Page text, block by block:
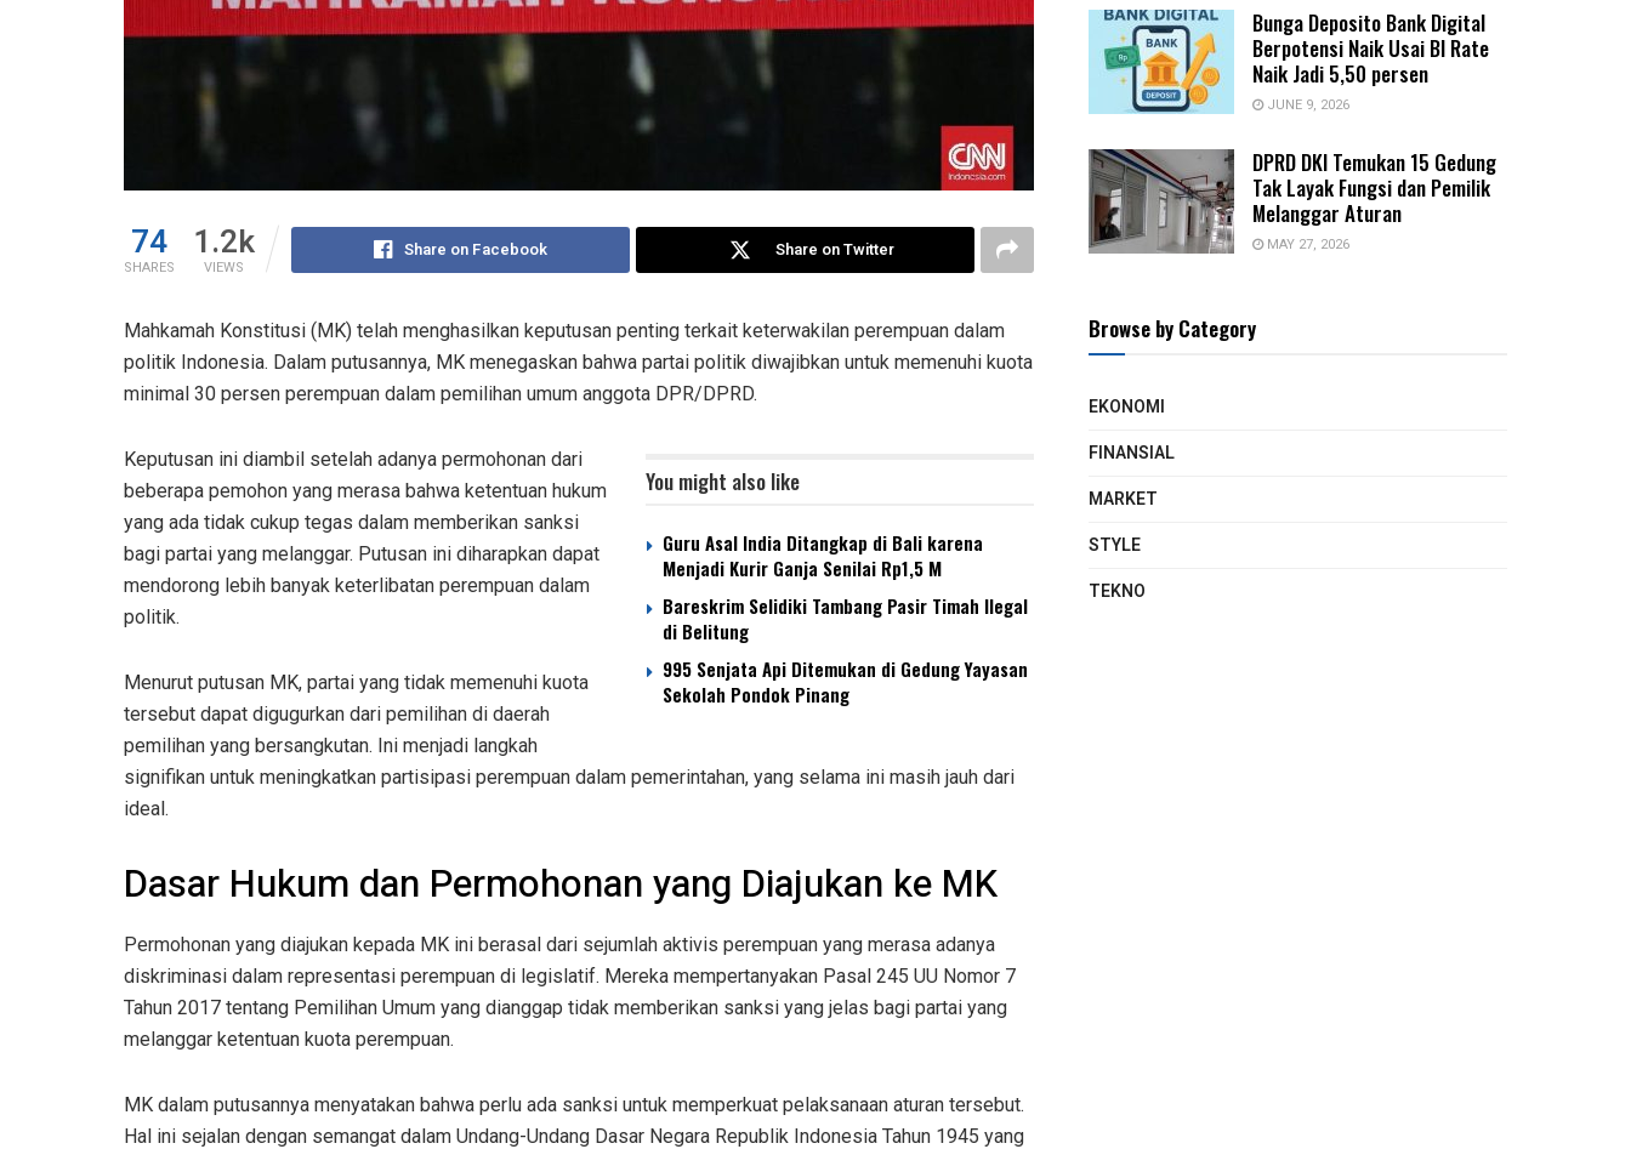
74
SHARES
1.2k
VIEWS
Share on Facebook Share on Twitter
Mahkamah Konstitusi (MK) telah menghasilkan keputusan penting terkait keterwakilan perempuan dalam
politik Indonesia. Dalam putusannya, MK menegaskan bahwa partai politik diwajibkan untuk memenuhi kuota
minimal 30 persen perempuan dalam pemilihan umum anggota DPR/DPRD.
You might also like
Guru Asal India Ditangkap di Bali karena
Menjadi Kurir Ganja Senilai Rp1,5 M
Bareskrim Selidiki Tambang Pasir Timah Ilegal
di Belitung
995 Senjata Api Ditemukan di Gedung Yayasan
Sekolah Pondok Pinang
Keputusan ini diambil setelah adanya permohonan dari
beberapa pemohon yang merasa bahwa ketentuan hukum
yang ada tidak cukup tegas dalam memberikan sanksi
bagi partai yang melanggar. Putusan ini diharapkan dapat
mendorong lebih banyak keterlibatan perempuan dalam
politik.
Menurut putusan MK, partai yang tidak memenuhi kuota
tersebut dapat digugurkan dari pemilihan di daerah
pemilihan yang bersangkutan. Ini menjadi langkah
signifikan untuk meningkatkan partisipasi perempuan dalam pemerintahan, yang selama ini masih jauh dari
ideal.
Dasar Hukum dan Permohonan yang Diajukan ke MK
Permohonan yang diajukan kepada MK ini berasal dari sejumlah aktivis perempuan yang merasa adanya
diskriminasi dalam representasi perempuan di legislatif. Mereka mempertanyakan Pasal 245 UU Nomor 7
Tahun 2017 tentang Pemilihan Umum yang dianggap tidak memberikan sanksi yang jelas bagi partai yang
melanggar ketentuan kuota perempuan.
MK dalam putusannya menyatakan bahwa perlu ada sanksi untuk memperkuat pelaksanaan aturan tersebut.
Hal ini sejalan dengan semangat dalam Undang-Undang Dasar Negara Republik Indonesia Tahun 1945 yang
Bunga Deposito Bank Digital
Berpotensi Naik Usai BI Rate
Naik Jadi 5,50 persen
JUNE 9, 2026
DPRD DKI Temukan 15 Gedung
Tak Layak Fungsi dan Pemilik
Melanggar Aturan
MAY 27, 2026
Browse by Category
EKONOMI
FINANSIAL
MARKET
STYLE
TEKNO